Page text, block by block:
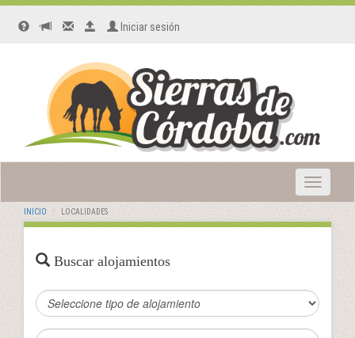
Iniciar sesión
Toggle
INICIO LOCALIDADES
Buscar alojamientos